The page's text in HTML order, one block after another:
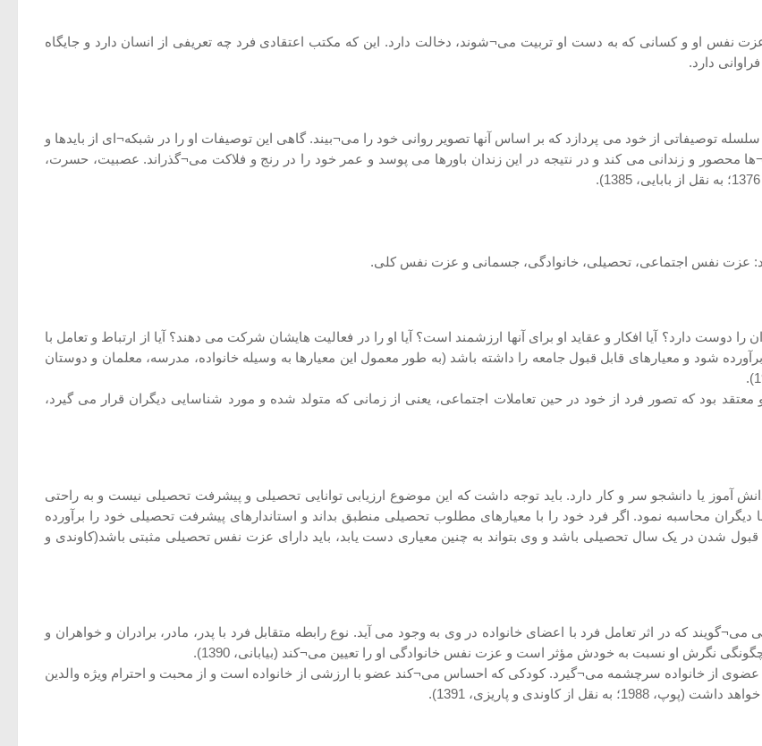
نفس او و کسانی که به دست او تربیت می¬شوند، دخالت دارد. این که مکتب اعتقادی فرد چه تعریفی از انسان دارد و جایگاه
دارد.
توصیفاتی از خود می پردازد که بر اساس آنها تصویر روانی خود را می¬بیند. گاهی این توصیفات او را در شبکه¬ای از بایدها و
محصور و زندانی می کند و در نتیجه در این زندان باورها می پوسد و عمر خود را در رنج و فلاکت می¬گذراند. عصبیت، حسرت،
عزت نفس اجتماعی، تحصیلی، خانوادگی، جسمانی و عزت نفس کلی.
دارد؟ آیا افکار و عقاید او برای آنها ارزشمند است؟ آیا او را در فعالیت هایشان شرکت می دهند؟ آیا از ارتباط و تعامل با
شود و معیارهای قابل قبول جامعه را داشته باشد (به طور معمول این معیارها به وسیله خانواده، مدرسه، معلمان و دوستان
بود که تصور فرد از خود در حین تعاملات اجتماعی، یعنی از زمانی که متولد شده و مورد شناسایی دیگران قرار می گیرد،
آموز یا دانشجو سر و کار دارد. باید توجه داشت که این موضوع ارزیابی توانایی تحصیلی و پیشرفت تحصیلی نیست و به راحتی
محاسبه نمود. اگر فرد خود را با معیارهای مطلوب تحصیلی منطبق بداند و استاندارهای پیشرفت تحصیلی خود را برآورده
شدن در یک سال تحصیلی باشد و وی بتواند به چنین معیاری دست یابد، باید دارای عزت نفس تحصیلی مثبتی باشد(کاوندی و
که در اثر تعامل فرد با اعضای خانواده در وی به وجود می آید. نوع رابطه متقابل فرد با پدر، مادر، برادران و خواهران و
نگرش او نسبت به خودش مؤثر است و عزت نفس خانوادگی او را تعیین می¬کند (بیابانی، 1390).
عضوی از خانواده سرچشمه می¬گیرد. کودکی که احساس می¬کند عضو با ارزشی از خانواده است و از محبت و احترام ویژه والدین
کاوندی و پاریزی، 1391).